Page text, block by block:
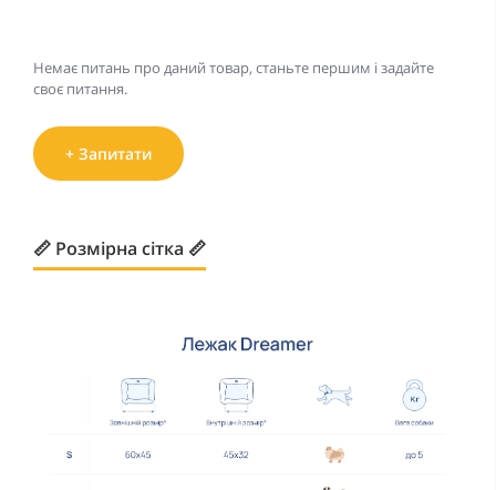
Немає питань про даний товар, станьте першим і задайте
своє питання.
+ Запитати
📏 Розмірна сітка 📏